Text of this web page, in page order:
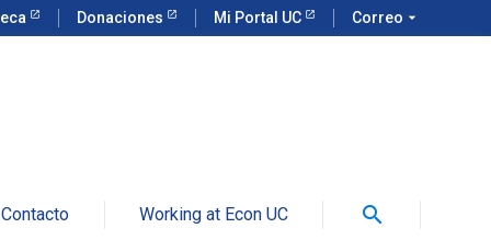
Donaciones Mi Portal UC Correo arrow_drop_down
Contacto Working at Econ UC search